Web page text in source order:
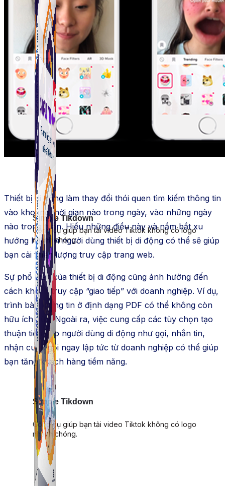
Simple Tikdown
Công cụ giúp bạn tải video Tiktok không có logo
nhanh chóng.
ATP Link
Tạo Bio Link nhanh chóng chỉ với vài click chuột
Simple Tikdown
Công cụ giúp bạn tải video Tiktok không có logo
nhanh chóng.
Thiết bị di động làm thay đổi thói quen tìm kiếm thông tin
vào khoảng thời gian nào trong ngày, vào những ngày
nào trong tuần. Hiểu những điều này và nắm bắt xu
hướng hành vi người dùng thiết bị di động có thể sẽ giúp
bạn cải thiện lượng truy cập trang web.
Sự phổ biến của thiết bị di động cũng ảnh hưởng đến
cách khách truy cập “giao tiếp” với doanh nghiệp. Ví dụ,
trình bày thông tin ở định dạng PDF có thể không còn
hữu ích nữa. Ngoài ra, việc cung cấp các tùy chọn tạo
thuận tiện cho người dùng di động như gọi, nhắn tin,
nhận cuộc gọi ngay lập tức từ doanh nghiệp có thể giúp
bạn tăng khách hàng tiềm năng.